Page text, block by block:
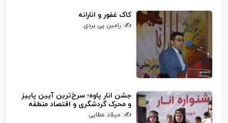
کاک غفور و انارانه
✍: رامین پی بردی
جشن انار پاوه؛ سرخ‌ترین آیین پاییز
و محرک گردشگری و اقتصاد منطقه
✍: میلاد عطایی